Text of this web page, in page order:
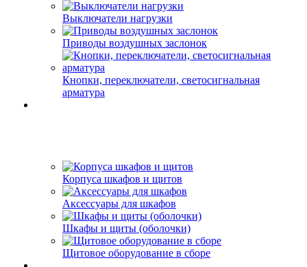
Выключатели нагрузки
Приводы воздушных заслонок
Кнопки, переключатели, светосигнальная
арматура
Корпуса шкафов и щитов
Аксессуары для шкафов
Шкафы и щиты (оболочки)
Щитовое оборудование в сборе